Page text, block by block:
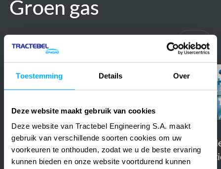
Toestemming Details Over
Deze website maakt gebruik van cookies
Deze website van Tractebel Engineering S.A. maakt
gebruik van verschillende soorten cookies om uw
voorkeuren te onthouden, zodat we u de beste ervaring
kunnen bieden en onze website voortdurend kunnen
Groen gas
Groen gas
Alle referenties
Vorige
2023België
High level environmental and
High
and
social
risk
assessment
supply
2020 – ongoingBelgië
H2BE - Large-
hydrogen
scale
blue
hydrogen
production
plant